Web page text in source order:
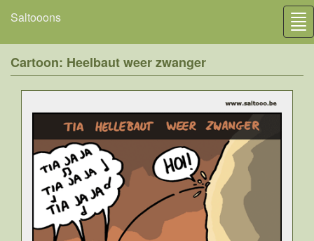
Saltooons
Cartoon: Heelbaut weer zwanger